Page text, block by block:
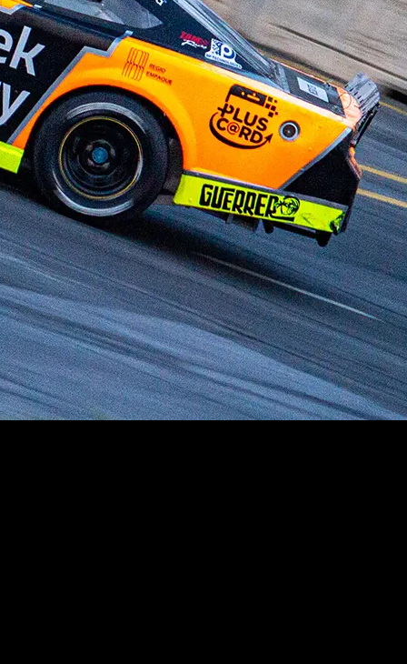
El México GP presenta a Michel
Jourdain Jr. como embajador
de la edición 2026
¡Síguenos!
Facebook InstagramX